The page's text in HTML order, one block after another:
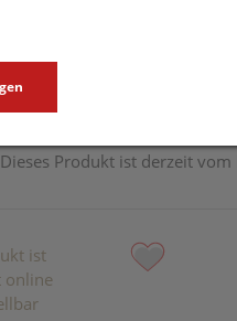
Dieses Produkt ist derzeit
ist
online